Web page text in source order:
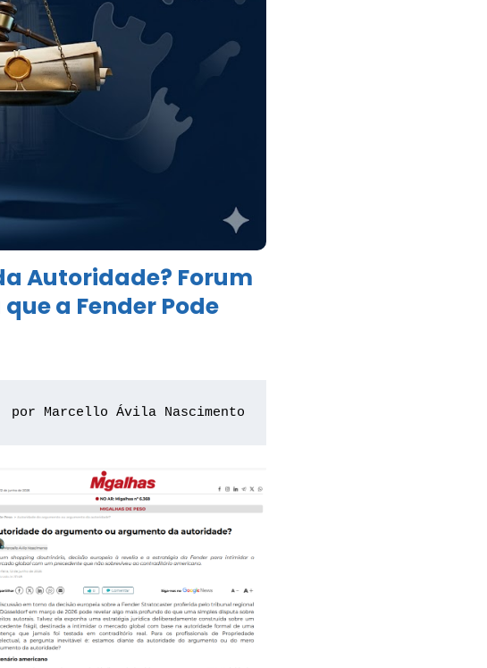
Autoridade? Forum
a Fender Pode
por Marcello Ávila Nascimento